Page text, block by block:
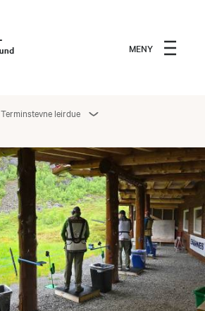
MENY
Terminstevne leirdue